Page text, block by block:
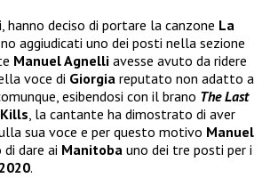
hanno deciso di portare la canzone La
aggiudicati uno dei posti nella sezione
Manuel Agnelli avesse avuto da ridere
voce di Giorgia reputato non adatto a
esibendosi con il brano The Last
, la cantante ha dimostrato di aver
sua voce e per questo motivo Manuel
di dare ai Manitoba uno dei tre posti per i
.